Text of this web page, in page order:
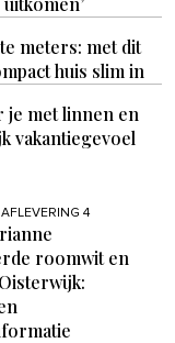
meters: met dit
huis slim in
je met linnen en
vakantiegevoel
4
roomwit en